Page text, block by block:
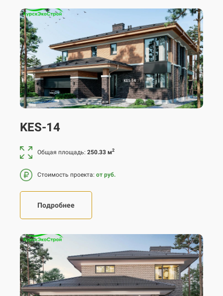
KES-14
Общая площадь: 250.33 м2
Стоимость проекта: от руб.
Подробнее